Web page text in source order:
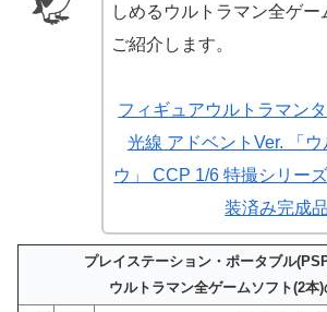
しめるウルトラマン全ゲー
ご紹介します。
フィギュアウルトラマン
光線 アドベントVer. 「
ウ」 CCP 1/6 特撮シリー
装済み完成品
プレイステーション・ポータブル
ウルトラマン全ゲームソフト(2本